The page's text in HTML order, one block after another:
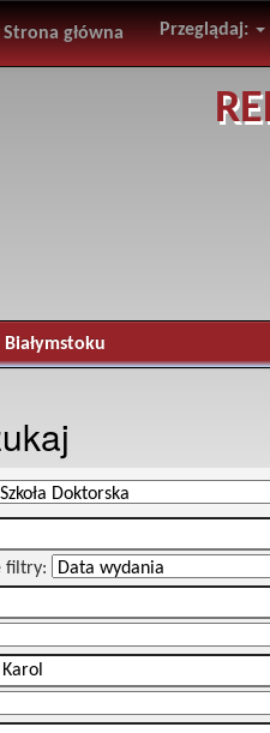
Strona główna Przeglądaj:
filtry: